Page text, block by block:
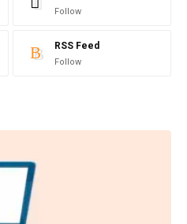
Follow
RSS Feed
Follow